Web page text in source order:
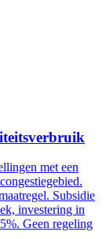
met een
Subsidie
investering in
Geen regeling